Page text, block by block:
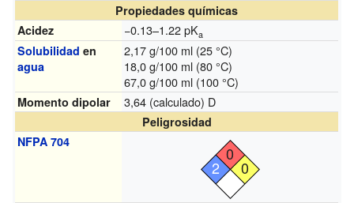
Propiedades químicas
Acidez
−0.13–1.22 pKa
Solubilidad en
agua
2,17 g/100 ml (25 °C)
18,0 g/100 ml (80 °C)
67,0 g/100 ml (100 °C)
Momento dipolar 3,64 (calculado) D
Peligrosidad
NFPA 704
0
2 0